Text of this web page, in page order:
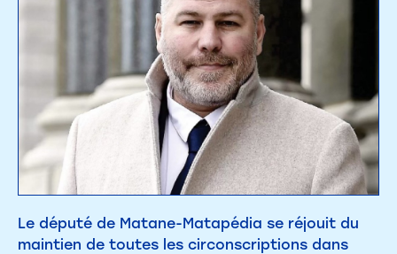
Le député de Matane-Matapédia se réjouit du
maintien de toutes les circonscriptions dans